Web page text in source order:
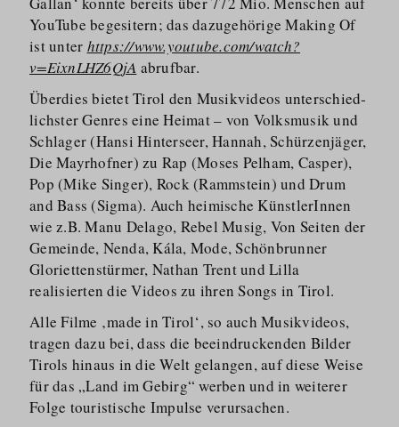
YouTube begesitern; das dazugehörige Making Of
ist unter https://www.youtube.com/watch?
v=EixnLHZ6QjA abrufbar.
Überdies bietet Tirol den Musikvideos unterschied­
lichster Genres eine Heimat – von Volksmusik und
Schlager (Hansi Hinterseer, Hannah, Schürzenjäger,
Die Mayrhofner) zu Rap (Moses Pelham, Casper),
Pop (Mike Singer), Rock (Rammstein) und Drum
and Bass (Sigma). Auch heimische KünstlerInnen
wie z.B. Manu Delago, Rebel Musig, Von Seiten der
Gemeinde, Nenda, Kála, Mode, Schönbrunner
Gloriettenstürmer, Nathan Trent und Lilla
realisierten die Videos zu ihren Songs in Tirol.
Alle Filme ‚made in Tirol‘, so auch Musikvideos,
tragen dazu bei, dass die beeindruckenden Bilder
Tirols hinaus in die Welt gelangen, auf diese Weise
für das „Land im Gebirg“ werben und in weiterer
Folge touristische Impulse verursachen.